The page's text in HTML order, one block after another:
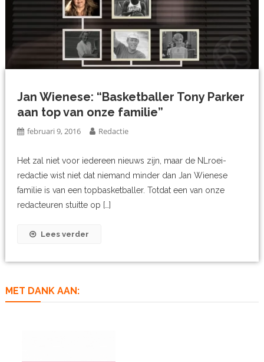
Jan Wienese: “Basketballer Tony Parker
aan top van onze familie”
februari 9, 2016 Redactie
Het zal niet voor iedereen nieuws zijn, maar de NLroei-
redactie wist niet dat niemand minder dan Jan Wienese
familie is van een topbasketballer. Totdat een van onze
redacteuren stuitte op […]
Lees verder
MET DANK AAN: